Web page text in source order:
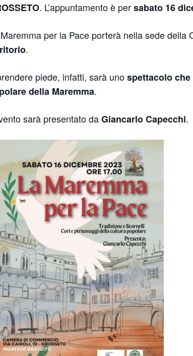
. L’appuntamento è persabato 16
per la Pace porterà nella sede
.
piede, infatti, sarà unospettacolo
della Maremma.
sarà presentato daGiancarlo Capecchi.